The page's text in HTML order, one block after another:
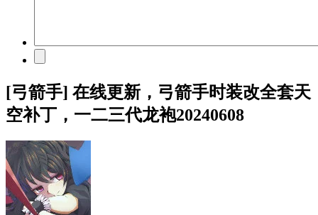
[弓箭手] 在线更新，弓箭手时装改全套天
空补丁，一二三代龙袍20240608